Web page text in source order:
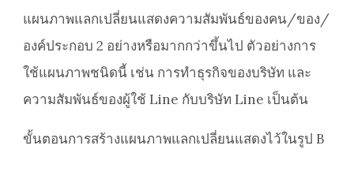
แผนภาพแลกเปลี่ยนแสดงความสัมพันธ์ของคน/ของ/
องค์ประกอบ 2 อย่างหรือมากกว่าขึ้นไป ตัวอย่างการ
ใช้แผนภาพชนิดนี้ เช่น การทำธุรกิจของบริษัท และ
ความสัมพันธ์ของผู้ใช้ Line กับบริษัท Line เป็นต้น
ขั้นตอนการสร้างแผนภาพแลกเปลี่ยนแสดงไว้ในรูป B